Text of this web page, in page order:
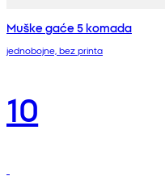
Muške gaće 5 komada
jednobojne, bez printa
10